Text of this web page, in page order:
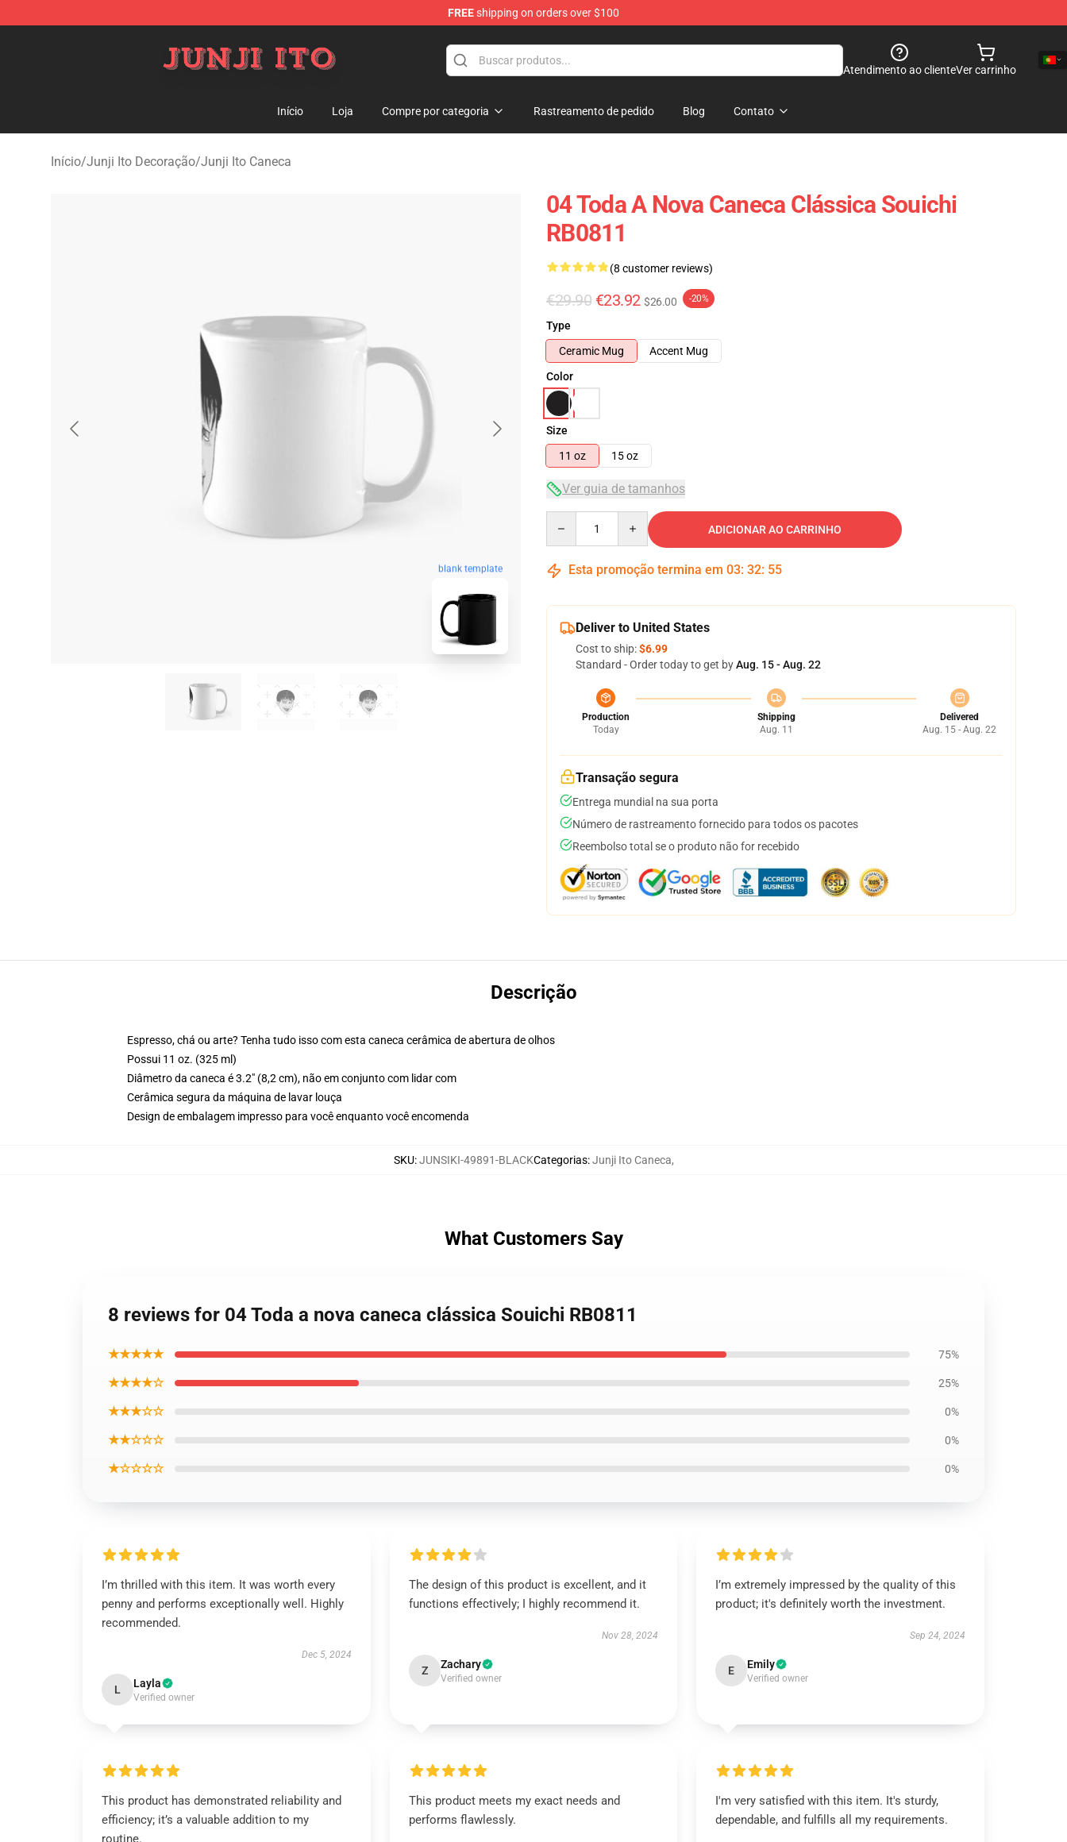
FREEshipping on orders over $100
Atendimento ao clienteVer carrinho
Início Loja Compre por categoria Rastreamento de pedido Blog Contato
Início/Junji Ito Decoração/Junji Ito Caneca
blank template
04 Toda A Nova Caneca Clássica Souichi
RB0811
(8 customer reviews)
€29.90 €23.92 $26.00 -20%
Type
Ceramic Mug
Accent Mug
Color
Size
11 oz
15 oz
Ver guia de tamanhos
ADICIONAR AO CARRINHO
Esta promoção termina em 03: 32: 54
Deliver to United States
Cost to ship:$6.99
Standard - Order today to get byAug. 15 - Aug. 22
Production
Today
Shipping
Aug. 11
Delivered
Aug. 15 - Aug. 22
Transação segura
Entrega mundial na sua porta
Número de rastreamento fornecido para todos os pacotes
Reembolso total se o produto não for recebido
Descrição
Espresso, chá ou arte? Tenha tudo isso com esta caneca cerâmica de abertura de olhos
Possui 11 oz. (325 ml)
Diâmetro da caneca é 3.2" (8,2 cm), não em conjunto com lidar com
Cerâmica segura da máquina de lavar louça
Design de embalagem impresso para você enquanto você encomenda
SKU:JUNSIKI-49891-BLACKCategorias:Junji Ito Caneca,
What Customers Say
8 reviews for 04 Toda a nova caneca clássica Souichi RB0811
★★★★★ 75%
★★★★☆ 25%
★★★☆☆ 0%
★★☆☆☆ 0%
★☆☆☆☆ 0%
I’m thrilled with this item. It was worth every
penny and performs exceptionally well. Highly
recommended.
Dec 5, 2024
L Layla
Verified owner
The design of this product is excellent, and it
functions effectively; I highly recommend it.
Nov 28, 2024
Z Zachary
Verified owner
I’m extremely impressed by the quality of this
product; it's definitely worth the investment.
Sep 24, 2024
E Emily
Verified owner
This product has demonstrated reliability and
efficiency; it’s a valuable addition to my
routine.
This product meets my exact needs and
performs flawlessly.
I'm very satisfied with this item. It's sturdy,
dependable, and fulfills all my requirements.